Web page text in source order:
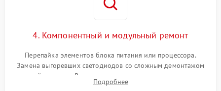
4. Компонентный и модульный ремонт
Перепайка элементов блока питания или процессора.
Замена выгоревших светодиодов со сложным демонтажом
хрупкой матрицы. Восстановление поврежденных дорожек,
прошивка микросхем памяти EEPROM
Подробнее